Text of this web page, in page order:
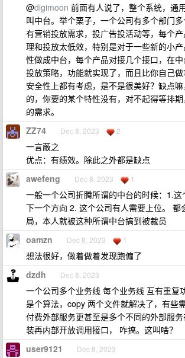
@digimoon 前面有人说了，整个系统，通
叫中台。举个栗子，一个公司有多个部门
有营销投放需求，投广告投活动等，每个
理和投放太低效，特别是对于一些新的小
性做成中台，每个产品对接几个接口，在
投放策略，功能就实现了，而且比你自己
安全性上都有考虑，是不是很美好？缺点
的，你要的某个特性没有，对不起得等排
的需求。
ZZ74 Dec 8, 2023 2
一言蔽之
优点：有绩效。除此之外都是缺点
awefeng Dec 8, 2023 1
一般一个公司折腾所谓的中台的时候：1.
下一个方向 2. 这个公司有人需要上位。 都
局，本人就被这种所谓中台搞到被裁员
oamzn Dec 8, 2023 1
想法很好，做着做着发现跑偏了
dzdh Dec 8, 2023
一个公司多个业务线 每个业务线 互有重复
是个算法，copy 两个文件就解决了，有些
付费外部服务更甚至是多个不同的外部服
装再内部开放调用接口， 咋搞。这叫啥？
user9121 Dec 8, 2023